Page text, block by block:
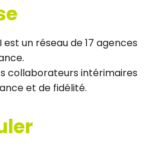
un réseau de 17 agences
collaborateurs intérimaires
et de fidélité.